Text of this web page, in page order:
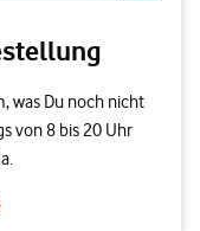
was Du noch nicht
von 8 bis 20 Uhr